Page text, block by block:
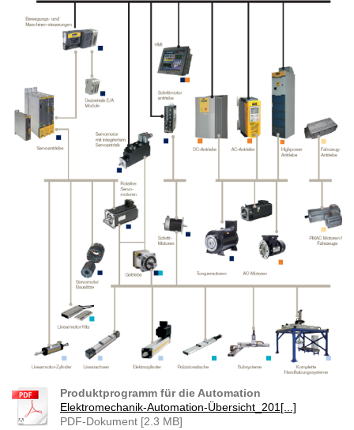
Produktprogramm für die Automation
Elektromechanik-Automation-Übersicht_201[...]
PDF-Dokument [2.3 MB]